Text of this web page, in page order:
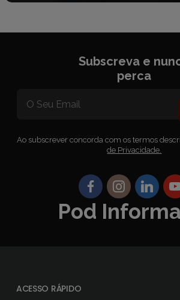
Subscreva e
perca
Ao subscrever concorda com os termos
de Privacidade.
Pod
ACESSO RÁPIDO